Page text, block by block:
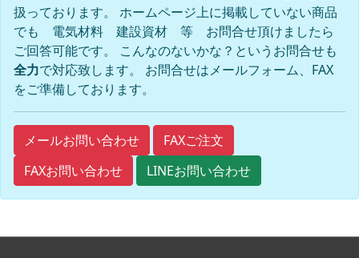
扱っております。 ホームページ上に掲載していない商品
でも 電気材料 建設資材 等 お問合せ頂けましたら
ご回答可能です。 こんなのないかな？というお問合せも
全力で対応致します。 お問合せはメールフォーム、FAX
をご準備しております。
メールお問い合わせ
FAXご注文
FAXお問い合わせ
LINEお問い合わせ